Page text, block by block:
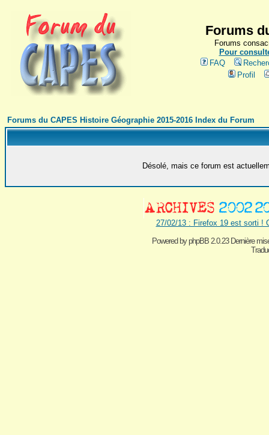
Forums
Forums
Pour
FAQ
Profil
Forums du CAPES Histoire Géographie 2015-2016 Index du Forum
Désolé, mais ce forum est
27/02/13 : Firefox 19 est sorti !
Powered byphpBB 2.0.23 Dernière